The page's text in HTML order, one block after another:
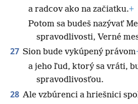
a radcov ako na začiatku.+
Potom sa budeš nazývať
spravodlivosti, Verné
27 Sion bude vykúpený právom
a jeho ľud, ktorý sa vráti,
spravodlivosťou.
28 Ale vzbúrenci a hriešnici